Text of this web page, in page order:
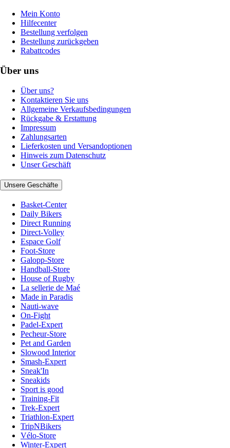
Mein Konto
Hilfecenter
Bestellung verfolgen
Bestellung zurückgeben
Rabattcodes
Über uns
Über uns?
Kontaktieren Sie uns
Allgemeine Verkaufsbedingungen
Rückgabe & Erstattung
Impressum
Zahlungsarten
Lieferkosten und Versandoptionen
Hinweis zum Datenschutz
Unser Geschäft
Unsere Geschäfte
Basket-Center
Daily Bikers
Direct Running
Direct-Volley
Espace Golf
Foot-Store
Galopp-Store
Handball-Store
House of Rugby
La sellerie de Maé
Made in Paradis
Nauti-wave
On-Fight
Padel-Expert
Pecheur-Store
Pet and Garden
Slowood Interior
Smash-Expert
Sneak'In
Sneakids
Sport is good
Training-Fit
Trek-Expert
Triathlon-Expert
TripNBikers
Vélo-Store
Winter-Expert